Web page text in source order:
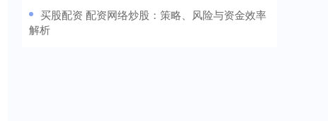
​买股配资 配资网络炒股：策略、风险与资金效率
解析